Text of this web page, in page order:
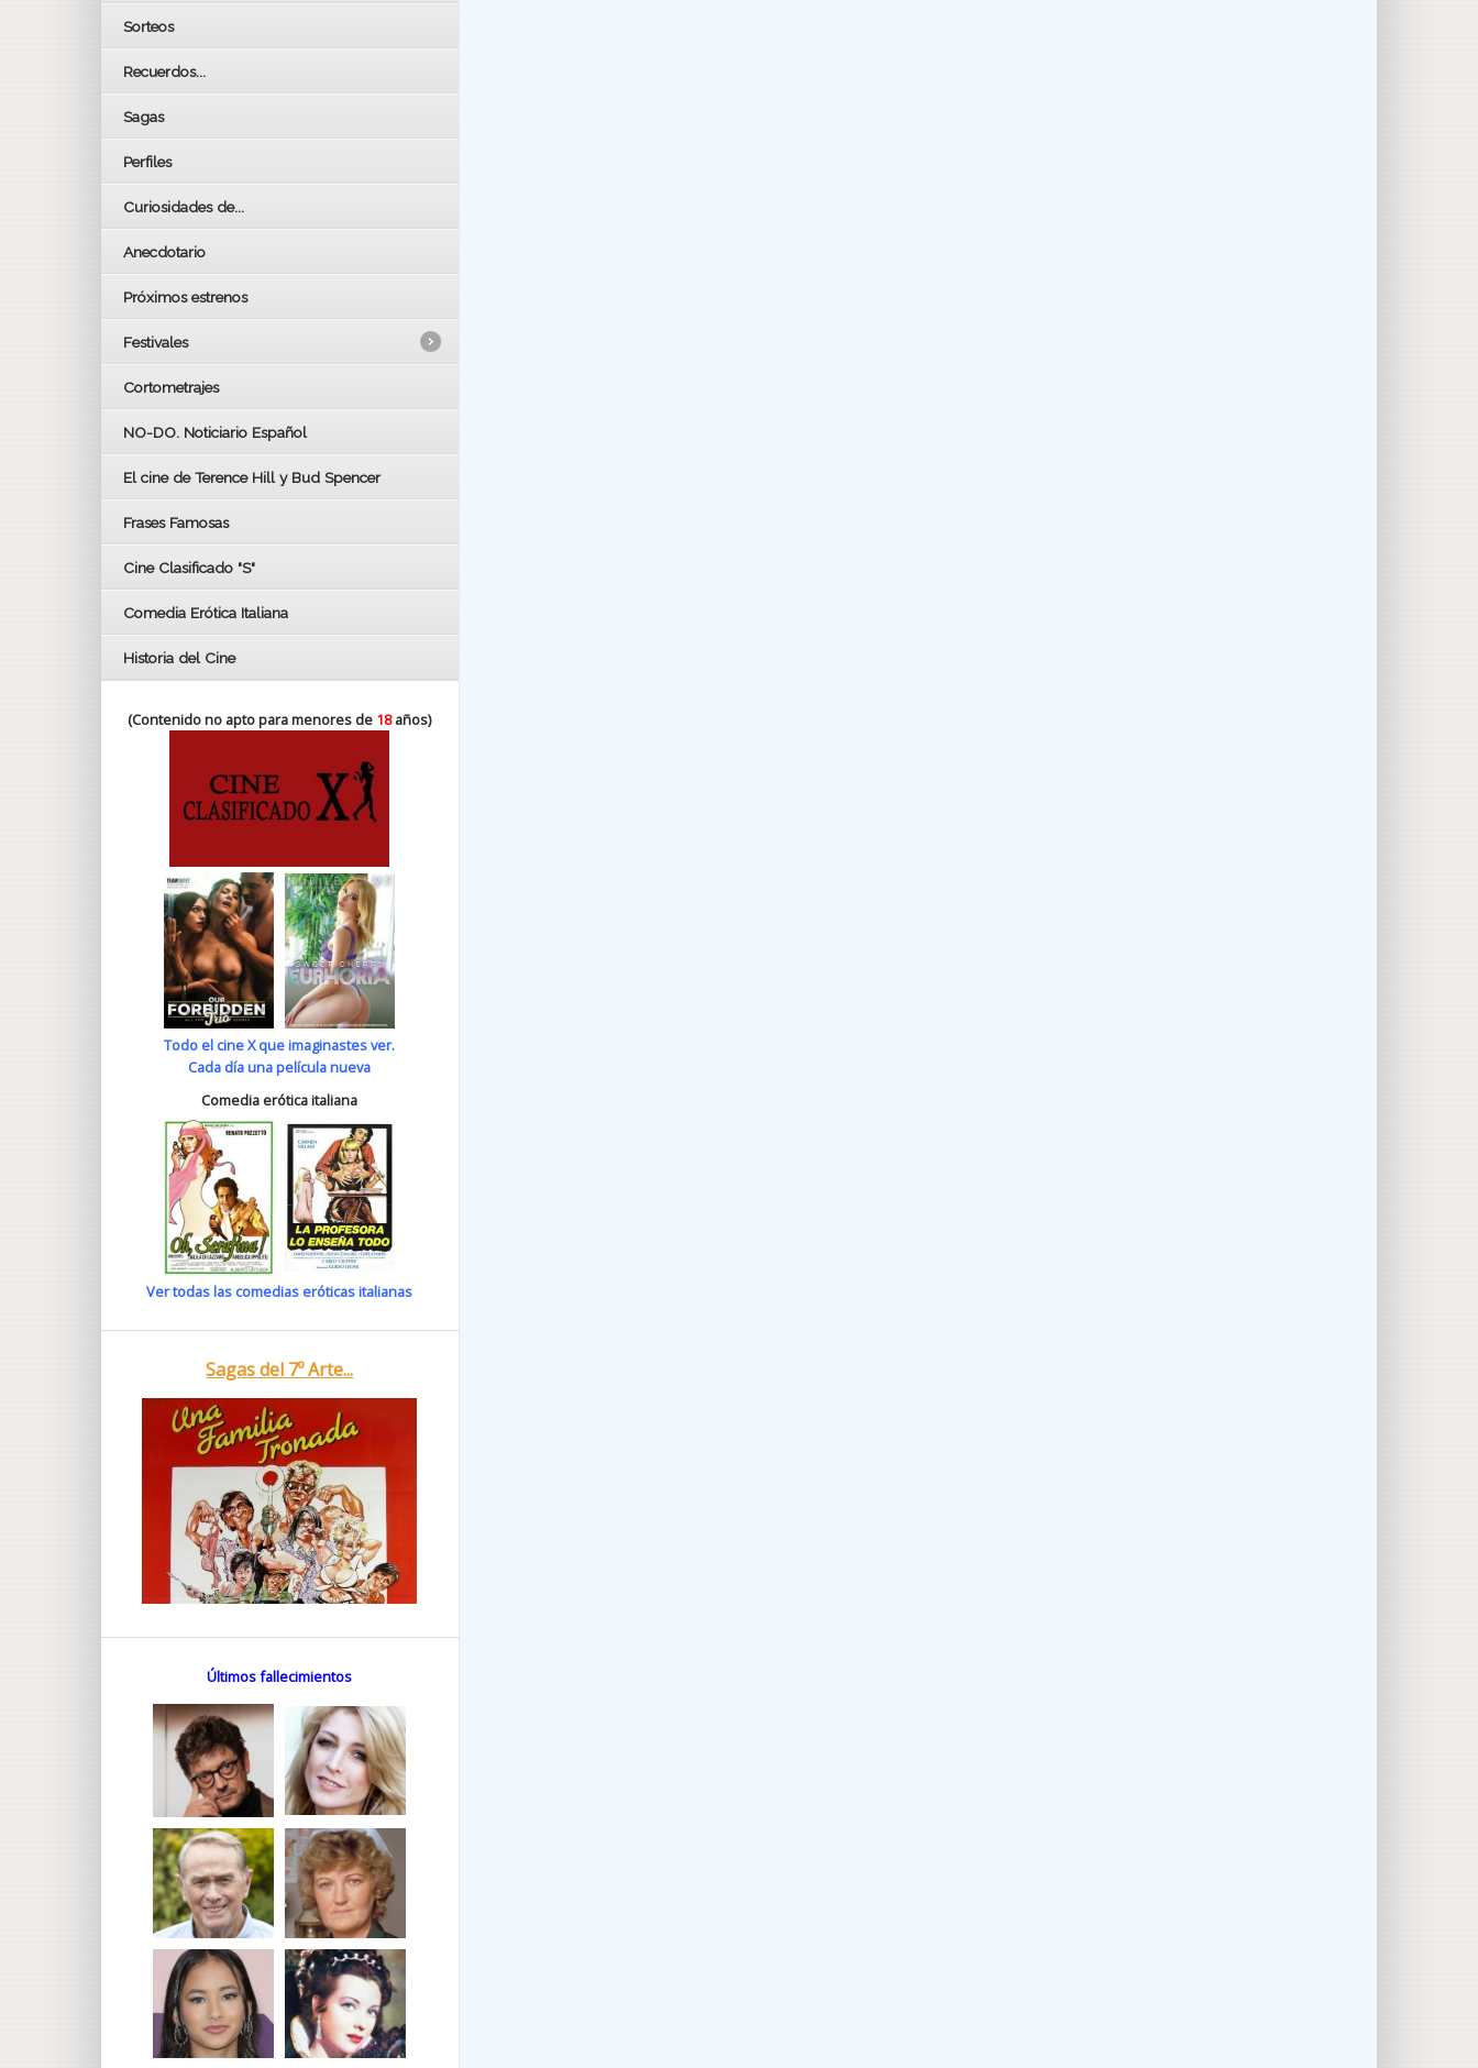
Sorteos
Recuerdos...
Sagas
Perfiles
Curiosidades de...
Anecdotario
Próximos estrenos
Festivales
LOS OSCARS
BAFTA
Cortometrajes
NO-DO. Noticiario Español
El cine de Terence Hill y Bud Spencer
Frases Famosas
Cine Clasificado "S"
Comedia Erótica Italiana
Historia del Cine
(Contenido no apto para menores de 18años)
Todo el cine X que imaginastes ver.
Cada día una película nueva
Comedia erótica italiana
Ver todas las comedias eróticas italianas
Sagas del 7º Arte...
Últimos fallecimientos